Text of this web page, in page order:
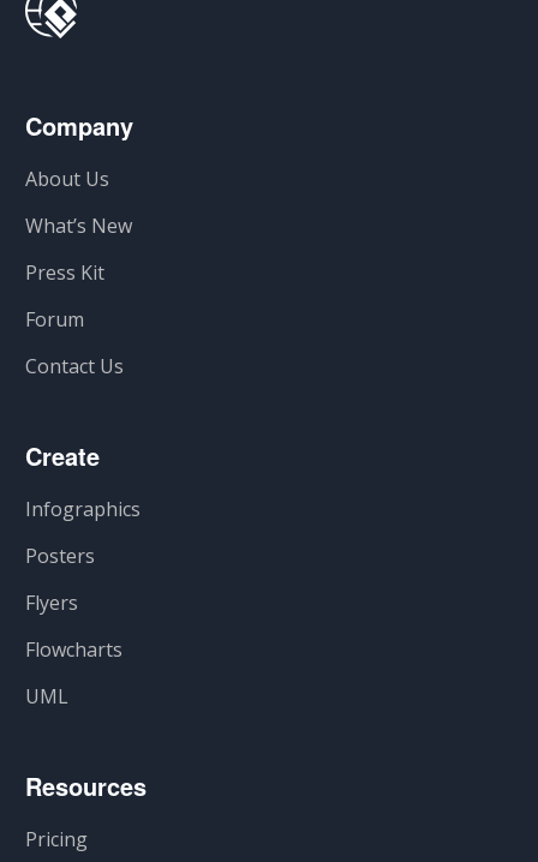
Company
About Us
What’s New
Press Kit
Forum
Contact Us
Create
Infographics
Posters
Flyers
Flowcharts
UML
Resources
Pricing